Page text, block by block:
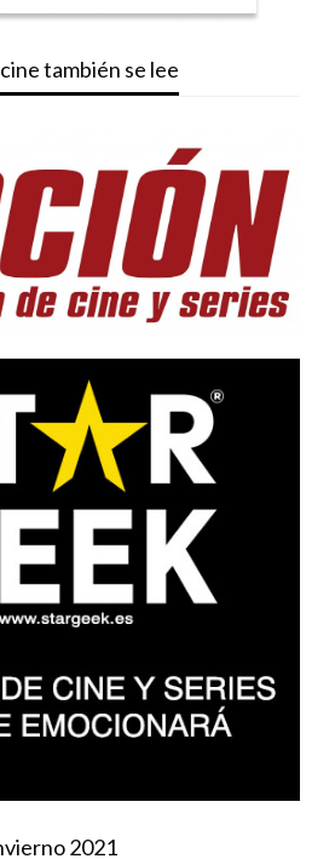
también se lee
2021